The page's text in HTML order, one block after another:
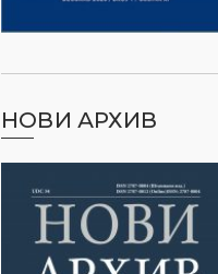
НОВИ АРХИВ